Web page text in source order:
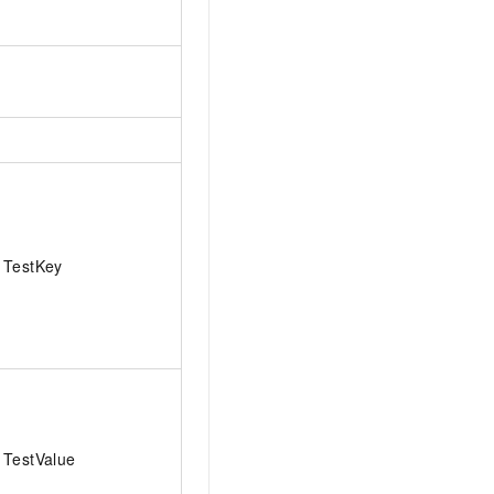
TestKey
TestValue